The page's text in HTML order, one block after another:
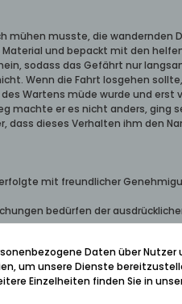
mühen musste, die
und bepackt mit den
sodass das Gefährt nur
Wenn die Fahrt losgehen
Wartens müde wurde und
machte er es nicht anders,
dass dieses Verhalten ihm den
mit freundlicher
bedürfen der
Veröffentlichungen ist
Daten über
um unsere Dienste
Einzelheiten finden Sie in